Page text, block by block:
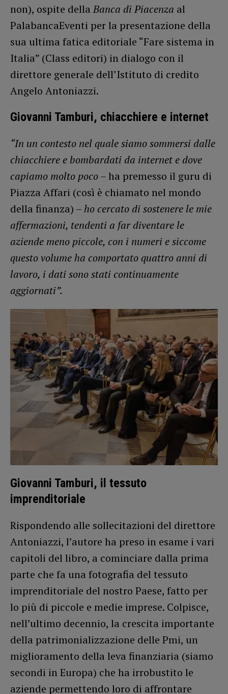
non), ospite dellaBanca di Piacenza al
PalabancaEventi per la presentazione della
sua ultima fatica editoriale “Fare sistema in
Italia” (Class editori) in dialogo con il
direttore generale dell’Istituto di credito
Angelo Antoniazzi.
Giovanni Tamburi, chiacchiere e internet
“In un contesto nel quale siamo sommersi dalle
chiacchiere e bombardati da internet e dove
capiamo molto poco– ha premesso il guru di
Piazza Affari (così è chiamato nel mondo
della finanza) –ho cercato di sostenere le mie
affermazioni, tendenti a far diventare le
aziende meno piccole, con i numeri e siccome
questo volume ha comportato quattro anni di
lavoro, i dati sono stati continuamente
aggiornati”.
Giovanni Tamburi, il tessuto
imprenditoriale
Rispondendo alle sollecitazioni del direttore
Antoniazzi, l’autore ha preso in esame i vari
capitoli del libro, a cominciare dalla prima
parte che fa una fotografia del tessuto
imprenditoriale del nostro Paese, fatto per
lo più di piccole e medie imprese. Colpisce,
nell’ultimo decennio, la crescita importante
della patrimonializzazione delle Pmi, un
miglioramento della leva finanziaria (siamo
secondi in Europa) che ha irrobustito le
aziende permettendo loro di affrontare